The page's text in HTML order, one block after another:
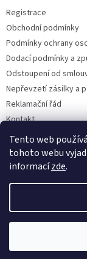
Tento web
tohoto webu
informacízde.
Registrace
Obchodní podmínky
Podmínky ochrany
Dodací podmínky a
Odstoupení od
Nepřevzetí zásilky a
Reklamační řád
Kontakt
Napište nám
Copyright 2026